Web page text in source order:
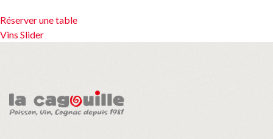
Navigation
de
Réserver une table
Vins Slider